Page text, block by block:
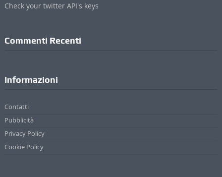
Check your twitter API's keys
Commenti Recenti
Informazioni
Contatti
Pubblicità
Privacy Policy
Cookie Policy